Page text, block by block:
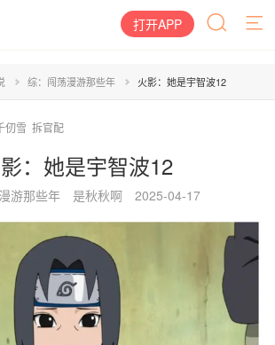
打开APP
综：闯荡漫游那些年 火影：她是宇智波12
仞雪 拆官配
：她是宇智波12
游那些年 是秋秋啊 2025-04-17